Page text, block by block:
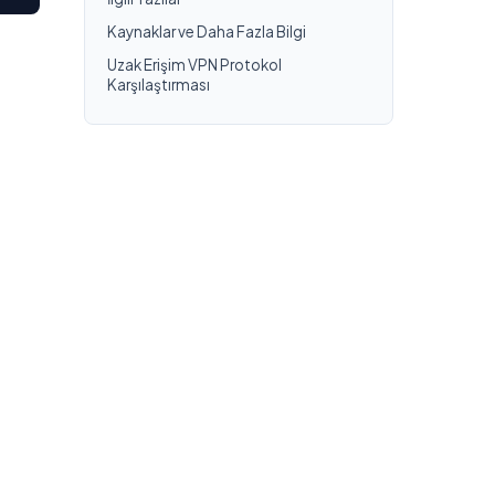
Kaynaklar ve Daha Fazla Bilgi
Uzak Erişim VPN Protokol
Karşılaştırması